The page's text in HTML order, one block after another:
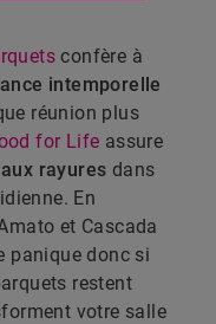
confère à
intemporelle
réunion plus
for Life assure
rayures dans
En
et Cascada
panique donc si
restent
votre salle